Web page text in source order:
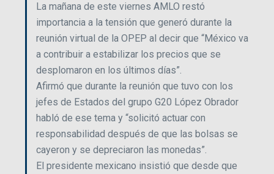
La mañana de este viernes AMLO restó
importancia a la tensión que generó durante la
reunión virtual de la OPEP al decir que “México va
a contribuir a estabilizar los precios que se
desplomaron en los últimos días”.
Afirmó que durante la reunión que tuvo con los
jefes de Estados del grupo G20 López Obrador
habló de ese tema y “solicitó actuar con
responsabilidad después de que las bolsas se
cayeron y se depreciaron las monedas”.
El presidente mexicano insistió que desde que